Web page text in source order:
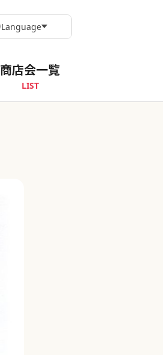
商店会一覧
LIST
Language